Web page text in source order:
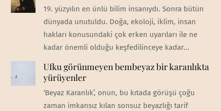
19. yüzyılın en ünlü bilim insanıydı. Sonra bütün
dünyada unutuldu. Doğa, ekoloji, iklim, insan
hakları konusundaki çok erken uyarıları ile ne
kadar önemli olduğu keşfedilinceye kadar...
Ufku görünmeyen bembeyaz bir karanlıkta
yürüyenler
‘Beyaz Karanlık’, onun, bu kıtada görüşü çoğu
zaman imkansız kılan sonsuz beyazlığı tarif